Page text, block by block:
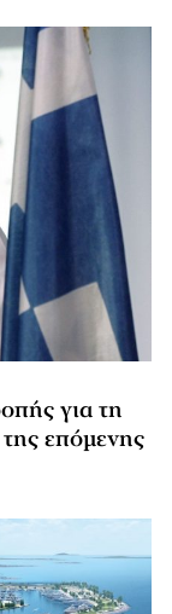
για τη
επόμενης